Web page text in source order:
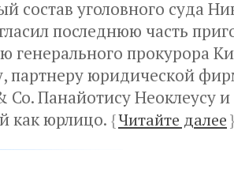
состав уголовного суда
последнюю часть
генерального прокурора
партнеру юридической
Co. Панайотису Неоклеусу
как юрлицо. {Читайте далее}